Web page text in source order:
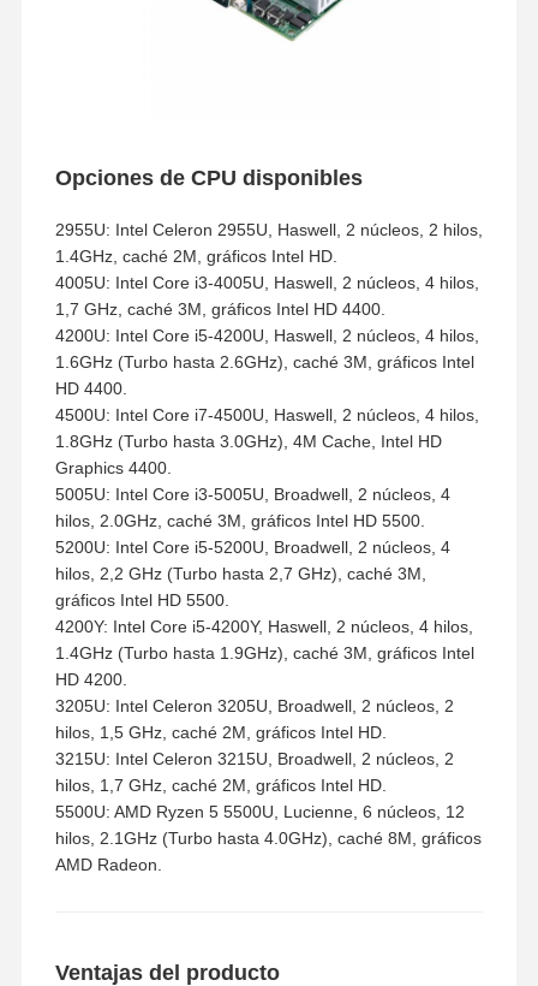
Opciones de CPU disponibles
2955U: Intel Celeron 2955U, Haswell, 2 núcleos, 2 hilos,
1.4GHz, caché 2M, gráficos Intel HD.
4005U: Intel Core i3-4005U, Haswell, 2 núcleos, 4 hilos,
1,7 GHz, caché 3M, gráficos Intel HD 4400.
4200U: Intel Core i5-4200U, Haswell, 2 núcleos, 4 hilos,
1.6GHz (Turbo hasta 2.6GHz), caché 3M, gráficos Intel
HD 4400.
4500U: Intel Core i7-4500U, Haswell, 2 núcleos, 4 hilos,
1.8GHz (Turbo hasta 3.0GHz), 4M Cache, Intel HD
Graphics 4400.
5005U: Intel Core i3-5005U, Broadwell, 2 núcleos, 4
hilos, 2.0GHz, caché 3M, gráficos Intel HD 5500.
5200U: Intel Core i5-5200U, Broadwell, 2 núcleos, 4
hilos, 2,2 GHz (Turbo hasta 2,7 GHz), caché 3M,
gráficos Intel HD 5500.
4200Y: Intel Core i5-4200Y, Haswell, 2 núcleos, 4 hilos,
1.4GHz (Turbo hasta 1.9GHz), caché 3M, gráficos Intel
HD 4200.
3205U: Intel Celeron 3205U, Broadwell, 2 núcleos, 2
hilos, 1,5 GHz, caché 2M, gráficos Intel HD.
3215U: Intel Celeron 3215U, Broadwell, 2 núcleos, 2
hilos, 1,7 GHz, caché 2M, gráficos Intel HD.
5500U: AMD Ryzen 5 5500U, Lucienne, 6 núcleos, 12
hilos, 2.1GHz (Turbo hasta 4.0GHz), caché 8M, gráficos
AMD Radeon.
Ventajas del producto